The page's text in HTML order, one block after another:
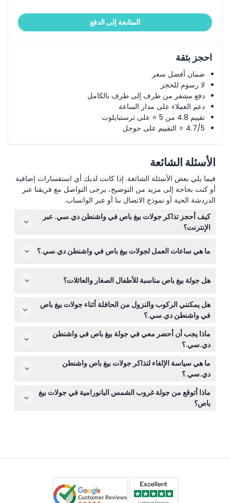
المتابعة إلى الدفع
احجز بثقة
ضمان أفضل سعر
لا رسوم للحجز
دفع مشفر من طرف إلى طرف بالكامل
دعم العملاء على مدار الساعة
تقييم 4.8 من 5 ⭐ على ترستبايلوت
4.7/5 ⭐ التقييم على جوجل
الأسئلة الشائعة
فيما يلي بعض الأسئلة الشائعة. إذا كانت لديك أي استفسارات إضافية
أو كنت بحاجة إلى مزيد من التوضيح، يرجى التواصل مع فريقنا عبر
الدردشة الحية أو نموذج الاتصال بنا أو عبر الواتساب.
كيف أحجز تذاكر جولات بيغ باص في واشنطن دي.سي. عبر
الإنترنت؟
هذا الموقع الإلكتروني. فقط اختر الجولة المفضلة لديك،
ما هي ساعات العمل لجولات بيغ باص في واشنطن دي.سي.؟
الساعة 6:30 مساءً وتستمر حوالي 110 دقائق (قد تتغير — يرجى
التأكد عند الحجز).
هل جولة بيغ باص مناسبة للأطفال الصغار والعائلات؟
يركب الأطفال تحت سن 3 سنوات مجانًا ولكن دون مقعد،
ويجب أن يرافق الأطفال تحت 16 عامًا شخص بالغ يدفع طوال
الجولة، ما يجعلها مناسبة للعائلات.
هل يمكنني الركوب والنزول من الحافلة أثناء جولات بيغ باص
في واشنطن دي.سي.؟
نعم، جولات الحلقة الحمراء والزرقاء النهارية تتيح لك الركوب
والنزول، مما يسمح لك باستكشاف المعالم بوتيرتك الخاصة عن
طريق الصعود أو المغادرة في أي محطة محددة.
ماذا يجب أن أحضر معي في جولة بيغ باص في واشنطن
دي.سي.؟
أحضر ملابس مريحة، وواقي شمس، وماء، وكاميرا للحصول
على أفضل تجربة. في الأيام الباردة أو الممطرة، فكر في حمل
جاكيت أو مظلة، خاصةً لأن الحافلات مفتوحة السقف.
ما هي سياسة الإلغاء لتذاكر جولات بيغ باص واشنطن
دي.سي.؟
التذاكر غير قابلة للاسترداد ولا يمكن إلغاؤها، لذا تأكد من اختيار
التاريخ والوقت المفضلين بعناية عند الحجز.
ماذا أتوقع من جولة غروب الشمس البانورامية في جولات بيغ
باص؟
عند الحجز).